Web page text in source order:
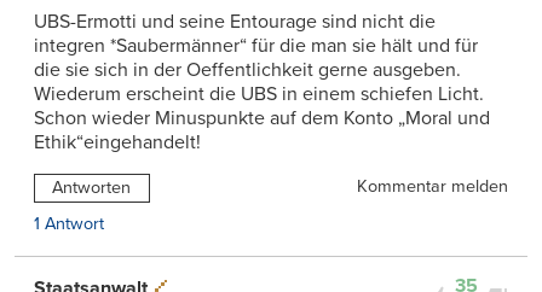
UBS-Ermotti und seine Entourage sind nicht die
integren *Saubermänner“ für die man sie hält und für
die sie sich in der Oeffentlichkeit gerne ausgeben.
Wiederum erscheint die UBS in einem schiefen Licht.
Schon wieder Minuspunkte auf dem Konto „Moral und
Ethik“eingehandelt!
Antworten
Kommentar melden
1 Antwort
35